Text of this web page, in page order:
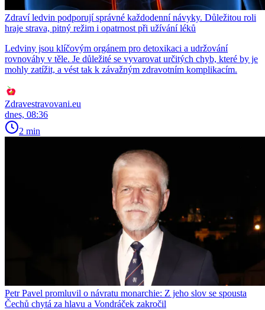
Zdraví ledvin podporují správné každodenní návyky. Důležitou roli
hraje strava, pitný režim i opatrnost při užívání léků
Ledviny jsou klíčovým orgánem pro detoxikaci a udržování
rovnováhy v těle. Je důležité se vyvarovat určitých chyb, které by je
mohly zatížit, a vést tak k závažným zdravotním komplikacím.
Zdravestravovani.eu
dnes, 08:36
2 min
Petr Pavel promluvil o návratu monarchie: Z jeho slov se spousta
Čechů chytá za hlavu a Vondráček zakročil